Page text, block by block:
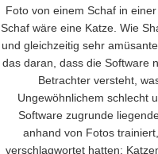
Foto von einem Schaf in
Schaf wäre eine Katze. Wie
und gleichzeitig sehr
das daran, dass die Software
Betrachter versteht,
Ungewöhnlichem schlecht
Software zugrunde
anhand von Fotos
verschlagwortet hatten: